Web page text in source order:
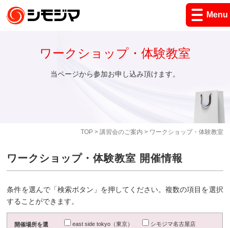
Menu
TOP> 講習会のご案内 > ワークショップ・体験教室
ワークショップ・体験教室
当ページから参加お申し込み頂けます。
ワークショップ・体験教室 開催情報
条件を選んで「検索ボタン」を押してください。複数の項目を選択
することができます。
開催場所を選
east side tokyo（東京）
シモジマ名古屋店